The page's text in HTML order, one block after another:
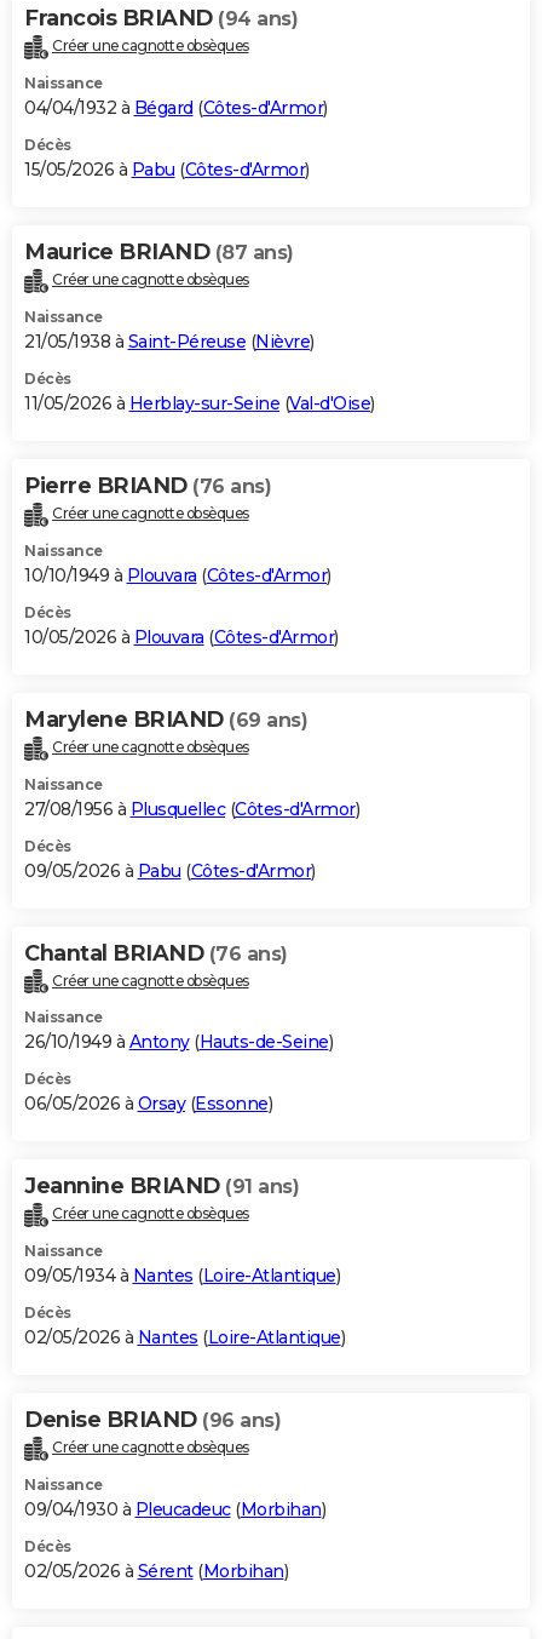
Francois BRIAND (94 ans)
Créer une cagnotte obsèques
Naissance
04/04/1932 à Bégard (Côtes-d'Armor)
Décès
15/05/2026 à Pabu (Côtes-d'Armor)
Maurice BRIAND (87 ans)
Créer une cagnotte obsèques
Naissance
21/05/1938 à Saint-Péreuse (Nièvre)
Décès
11/05/2026 à Herblay-sur-Seine (Val-d'Oise)
Pierre BRIAND (76 ans)
Créer une cagnotte obsèques
Naissance
10/10/1949 à Plouvara (Côtes-d'Armor)
Décès
10/05/2026 à Plouvara (Côtes-d'Armor)
Marylene BRIAND (69 ans)
Créer une cagnotte obsèques
Naissance
27/08/1956 à Plusquellec(Côtes-d'Armor)
Décès
09/05/2026 à Pabu (Côtes-d'Armor)
Chantal BRIAND (76 ans)
Créer une cagnotte obsèques
Naissance
26/10/1949 à Antony(Hauts-de-Seine)
Décès
06/05/2026 à Orsay(Essonne)
Jeannine BRIAND (91 ans)
Créer une cagnotte obsèques
Naissance
09/05/1934 à Nantes (Loire-Atlantique)
Décès
02/05/2026 à Nantes (Loire-Atlantique)
Denise BRIAND (96 ans)
Créer une cagnotte obsèques
Naissance
09/04/1930 à Pleucadeuc(Morbihan)
Décès
02/05/2026 à Sérent(Morbihan)